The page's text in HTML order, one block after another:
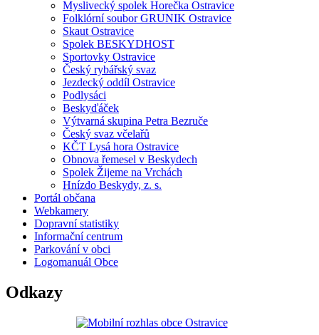
Myslivecký spolek Horečka Ostravice
Folklórní soubor GRUNIK Ostravice
Skaut Ostravice
Spolek BESKYDHOST
Sportovky Ostravice
Český rybářský svaz
Jezdecký oddíl Ostravice
Podlysáci
Beskyďáček
Výtvarná skupina Petra Bezruče
Český svaz včelařů
KČT Lysá hora Ostravice
Obnova řemesel v Beskydech
Spolek Žijeme na Vrchách
Hnízdo Beskydy, z. s.
Portál občana
Webkamery
Dopravní statistiky
Informační centrum
Parkování v obci
Logomanuál Obce
Odkazy